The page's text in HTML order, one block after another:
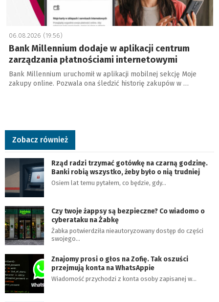
06.08.2026 (19:56)
Bank Millennium dodaje w aplikacji centrum
zarządzania płatnościami internetowymi
Bank Millennium uruchomił w aplikacji mobilnej sekcję Moje
zakupy online. Pozwala ona śledzić historię zakupów w …
Zobacz również
Rząd radzi trzymać gotówkę na czarną godzinę.
Banki robią wszystko, żeby było o nią trudniej
Osiem lat temu pytałem, co będzie, gdy…
Czy twoje żappsy są bezpieczne? Co wiadomo o
cyberataku na Żabkę
Żabka potwierdziła nieautoryzowany dostęp do części
swojego…
Znajomy prosi o głos na Zofię. Tak oszuści
przejmują konta na WhatsAppie
Wiadomość przychodzi z konta osoby zapisanej w…